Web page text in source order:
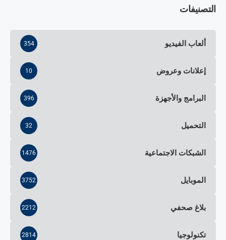
التصنيفات
ألعاب الفيديو 354
إعلانات وعروض 10
البرامج والأجهزة 396
التحميل 32
الشبكات الاجتماعية 1476
الموبايل 3752
بلاغ صحفي 2212
تكنولوجيا 2814